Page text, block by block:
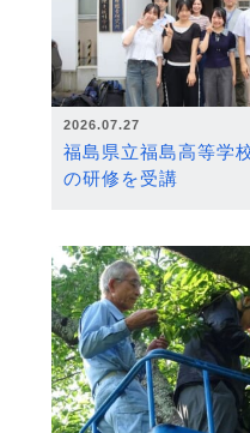
2026.07.27
福島県立福島高等学
の研修を受講